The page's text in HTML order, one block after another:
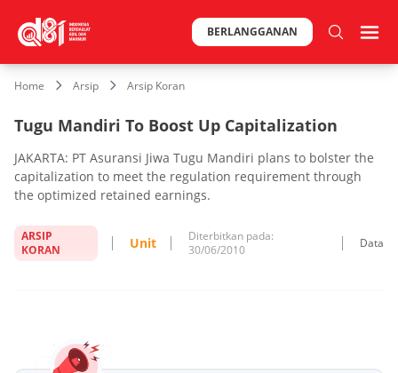
BERLANGGANAN
Home Arsip Arsip Koran
Tugu Mandiri To Boost Up Capitalization
JAKARTA: PT Asuransi Jiwa Tugu Mandiri plans to bolster the
capitalization to meet the regulation requirement through
the optimized retained earnings.
ARSIP
KORAN
Unit
Diterbitkan pada:
30/06/2010
Data